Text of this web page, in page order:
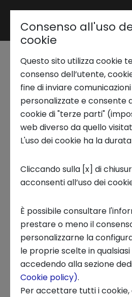
Trend Analysis
Applied Research
Startup Development
Business Transformation
Ecosystem enabling
Chi siamo
News ed Eventi
Gli
Up di
Innovation
tecnologica
19 MARZO 2024
BUSINESS DEVELOPMENT, OPEN
TECNOLOGIA, STARTUP
Consenso all'uso
cookie
Questo sito utilizza cookie
consenso dell’utente,
fine di inviare
personalizzate e consente
cookie di "terze parti"
web diverso da quello
L'uso dei cookie ha la durata
Cliccando sulla [x] di
acconsenti all’uso dei
È possibile consultare
prestare o meno il
personalizzarne la
le proprie scelte in
accedendo alla sezione
Cookie policy).
Per accettare tutti i